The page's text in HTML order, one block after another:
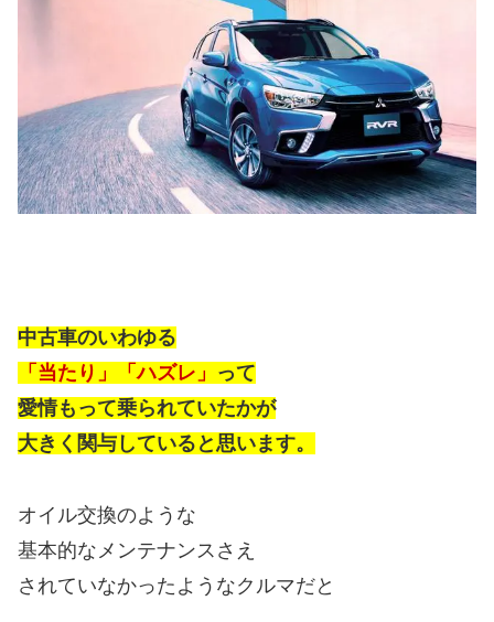
中古車のいわゆる
「当たり」「ハズレ」 って
愛情もって乗られていたかが
大きく関与していると思います。
オイル交換のような
基本的なメンテナンスさえ
されていなかったようなクルマだと